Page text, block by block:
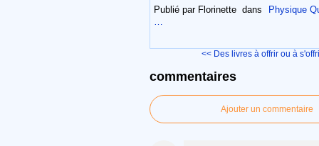
Publié par Florinette dans
Physique
…
<< Des livres à offrir ou à
commentaires
Ajouter un commentaire